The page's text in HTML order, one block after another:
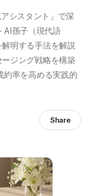
シスタント」で深
AI孫子（現代語
明する手法を解説
ジング戦略を構築
約率を高める実践的
Share